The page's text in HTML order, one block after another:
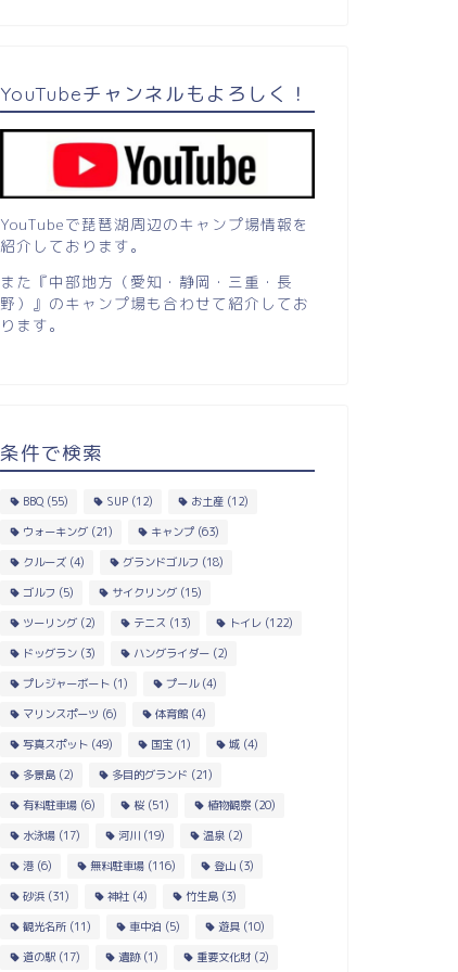
YouTubeチャンネルもよろしく！
YouTubeで琵琶湖周辺のキャンプ場情報を
紹介しております。
また『中部地方（愛知・静岡・三重・長
野）』のキャンプ場も合わせて紹介してお
ります。
条件で検索
BBQ(55) SUP(12) お土産(12)
ウォーキング(21) キャンプ(63)
クルーズ(4) グランドゴルフ (18)
ゴルフ (5) サイクリング(15)
ツーリング(2) テニス (13) トイレ(122)
ドッグラン(3) ハングライダー(2)
プレジャーボート(1) プール(4)
マリンスポーツ (6) 体育館(4)
写真スポット(49) 国宝(1) 城(4)
多景島(2) 多目的グランド (21)
有料駐車場(6) 桜(51) 植物観察(20)
水泳場(17) 河川(19) 温泉(2)
港(6) 無料駐車場(116) 登山(3)
砂浜(31) 神社(4) 竹生島(3)
観光名所(11) 車中泊 (5) 遊具(10)
道の駅(17) 遺跡(1) 重要文化財(2)